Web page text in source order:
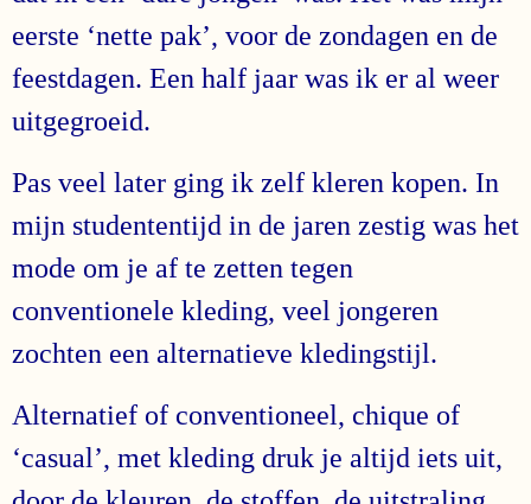
eerste ‘nette pak’, voor de zondagen en de
feestdagen. Een half jaar was ik er al weer
uitgegroeid.
Pas veel later ging ik zelf kleren kopen. In
mijn studententijd in de jaren zestig was het
mode om je af te zetten tegen
conventionele kleding, veel jongeren
zochten een alternatieve kledingstijl.
Alternatief of conventioneel, chique of
‘casual’, met kleding druk je altijd iets uit,